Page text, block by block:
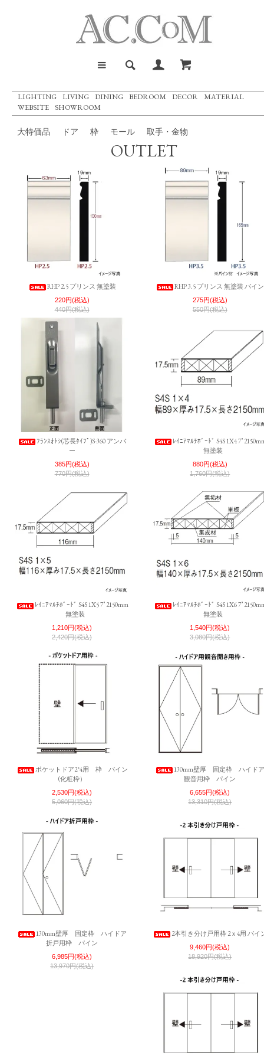
LIGHTING LIVING DINING BEDROOM DECOR
MATERIAL
WEBSITE
SHOWROOM
大特価品 ドア 枠 モール 取手・金物
OUTLET
RHP 2.5 プリンス 無塗装
220円(税込)
440円(税込)
RHP 3.5 プリンス 無塗装 パイン
275円(税込)
550円(税込)
ﾌﾗﾝｽｵﾄｼ(芯長ﾀｲﾌﾟ)S-360 アンバ
ー
385円(税込)
770円(税込)
ﾚｲﾆｱﾏﾙﾁﾎﾞｰﾄﾞ S4S 1X4 7’
無塗装
880円(税込)
1,760円(税込)
ﾚｲﾆｱﾏﾙﾁﾎﾞｰﾄﾞ S4S 1X5 7’ 2150mm
無塗装
1,210円(税込)
2,420円(税込)
ﾚｲﾆｱﾏﾙﾁﾎﾞｰﾄﾞ S4S 1X6 7’
無塗装
1,540円(税込)
3,080円(税込)
ポケットドア2*4用 枠 パイン
(化粧枠）
2,530円(税込)
5,060円(税込)
130mm壁厚 固定枠 ハイド
観音用枠 パイン
6,655円(税込)
13,310円(税込)
130mm壁厚 固定枠 ハイドア
折戸用枠 パイン
6,985円(税込)
13,970円(税込)
2本引き分け戸用枠 2ｘ4用 パイ
9,460円(税込)
18,920円(税込)